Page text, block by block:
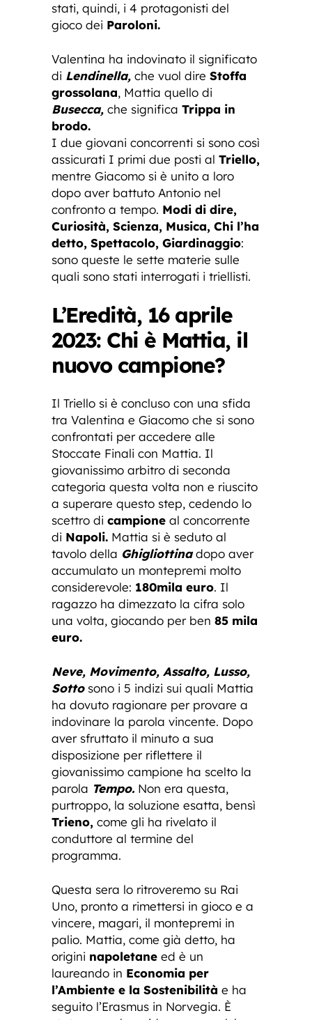
stati, quindi, i 4 protagonisti del
gioco dei Paroloni.
Valentina ha indovinato il significato
di Lendinella, che vuol dire Stoffa
grossolana, Mattia quello di
Busecca, che significa Trippa in
brodo.
I due giovani concorrenti si sono così
assicurati I primi due posti al Triello,
mentre Giacomo si è unito a loro
dopo aver battuto Antonio nel
confronto a tempo. Modi di dire,
Curiosità, Scienza, Musica, Chi l’ha
detto, Spettacolo, Giardinaggio:
sono queste le sette materie sulle
quali sono stati interrogati i triellisti.
L’Eredità, 16 aprile
2023: Chi è Mattia, il
nuovo campione?
Il Triello si è concluso con una sfida
tra Valentina e Giacomo che si sono
confrontati per accedere alle
Stoccate Finali con Mattia. Il
giovanissimo arbitro di seconda
categoria questa volta non e riuscito
a superare questo step, cedendo lo
scettro di campione al concorrente
di Napoli. Mattia si è seduto al
tavolo della Ghigliottinadopo aver
accumulato un montepremi molto
considerevole: 180mila euro. Il
ragazzo ha dimezzato la cifra solo
una volta, giocando per ben 85 mila
euro.
Neve, Movimento, Assalto, Lusso,
Sottosono i 5 indizi sui quali Mattia
ha dovuto ragionare per provare a
indovinare la parola vincente. Dopo
aver sfruttato il minuto a sua
disposizione per riflettere il
giovanissimo campione ha scelto la
parola Tempo. Non era questa,
purtroppo, la soluzione esatta, bensì
Trieno, come gli ha rivelato il
conduttore al termine del
programma.
Questa sera lo ritroveremo su Rai
Uno, pronto a rimettersi in gioco e a
vincere, magari, il montepremi in
palio. Mattia, come già detto, ha
origini napoletane ed è un
laureando in Economia per
l’Ambiente e la Sostenibilità e ha
seguito l’Erasmus in Norvegia. È